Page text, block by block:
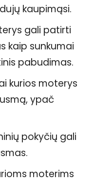
kaupimąsi.
gali patirti
kaip sunkumai
pabudimas.
kurios moterys
ypač
pokyčių gali
moterims